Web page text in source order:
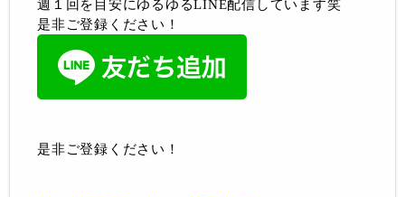
週１回を目安にゆるゆるLINE配信しています笑
是非ご登録ください！
是非ご登録ください！